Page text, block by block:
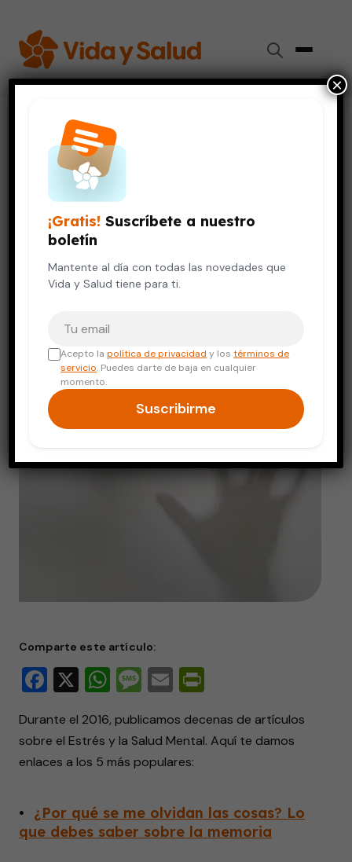
Salud Mental
Estrés y Salud Mental: Nuestros 5 artículos más populares
del 2016
SALUD MENTAL
Estrés y Salud Mental: Nuestros
5 artículos más populares del
2016
Comparte este artículo:
Facebook
X WhatsApp
Message
Email
Durante el 2016, publicamos decenas de artículos
sobre el Estrés y la Salud Mental. Aquí te damos
enlaces a los 5 más populares:
• ¿Por qué se me olvidan las cosas? Lo
que debes saber sobre la memoria
¡Gratis! Suscríbete a nuestro
boletín
Mantente al día con todas las novedades que
Vida y Salud tiene para ti.
Acepto lapolítica de privacidad y lostérminos de
servicio. Puedes darte de baja en cualquier
momento.
Suscribirme
×